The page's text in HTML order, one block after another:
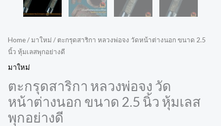
Home/ มาใหม่ / ตะกรุดสาริกา หลวงพ่อจง วัดหน้าต่างนอก ขนาด 2.5
นิ้ว หุ้มเลสพุกอย่างดี
มาใหม่
ตะกรุดสาริกา หลวงพ่อจง วัด
หน้าต่างนอก ขนาด 2.5 นิ้ว หุ้มเลส
พุกอย่างดี